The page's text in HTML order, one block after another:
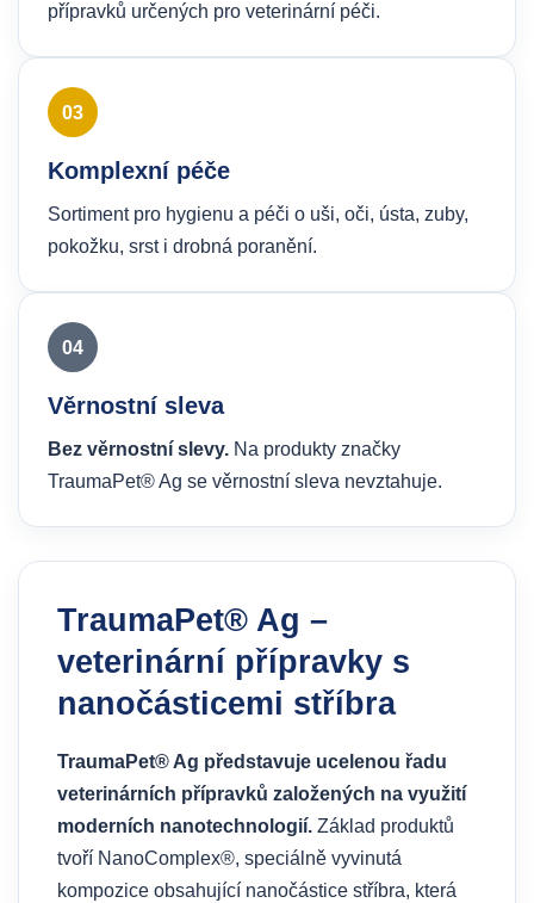
přípravků určených pro veterinární péči.
03
Komplexní péče
Sortiment pro hygienu a péči o uši, oči, ústa, zuby,
pokožku, srst i drobná poranění.
04
Věrnostní sleva
Bez věrnostní slevy. Na produkty značky
TraumaPet® Ag se věrnostní sleva nevztahuje.
TraumaPet® Ag –
veterinární přípravky s
nanočásticemi stříbra
TraumaPet® Ag představuje ucelenou řadu
veterinárních přípravků založených na využití
moderních nanotechnologií. Základ produktů
tvoří NanoComplex®, speciálně vyvinutá
kompozice obsahující nanočástice stříbra, která